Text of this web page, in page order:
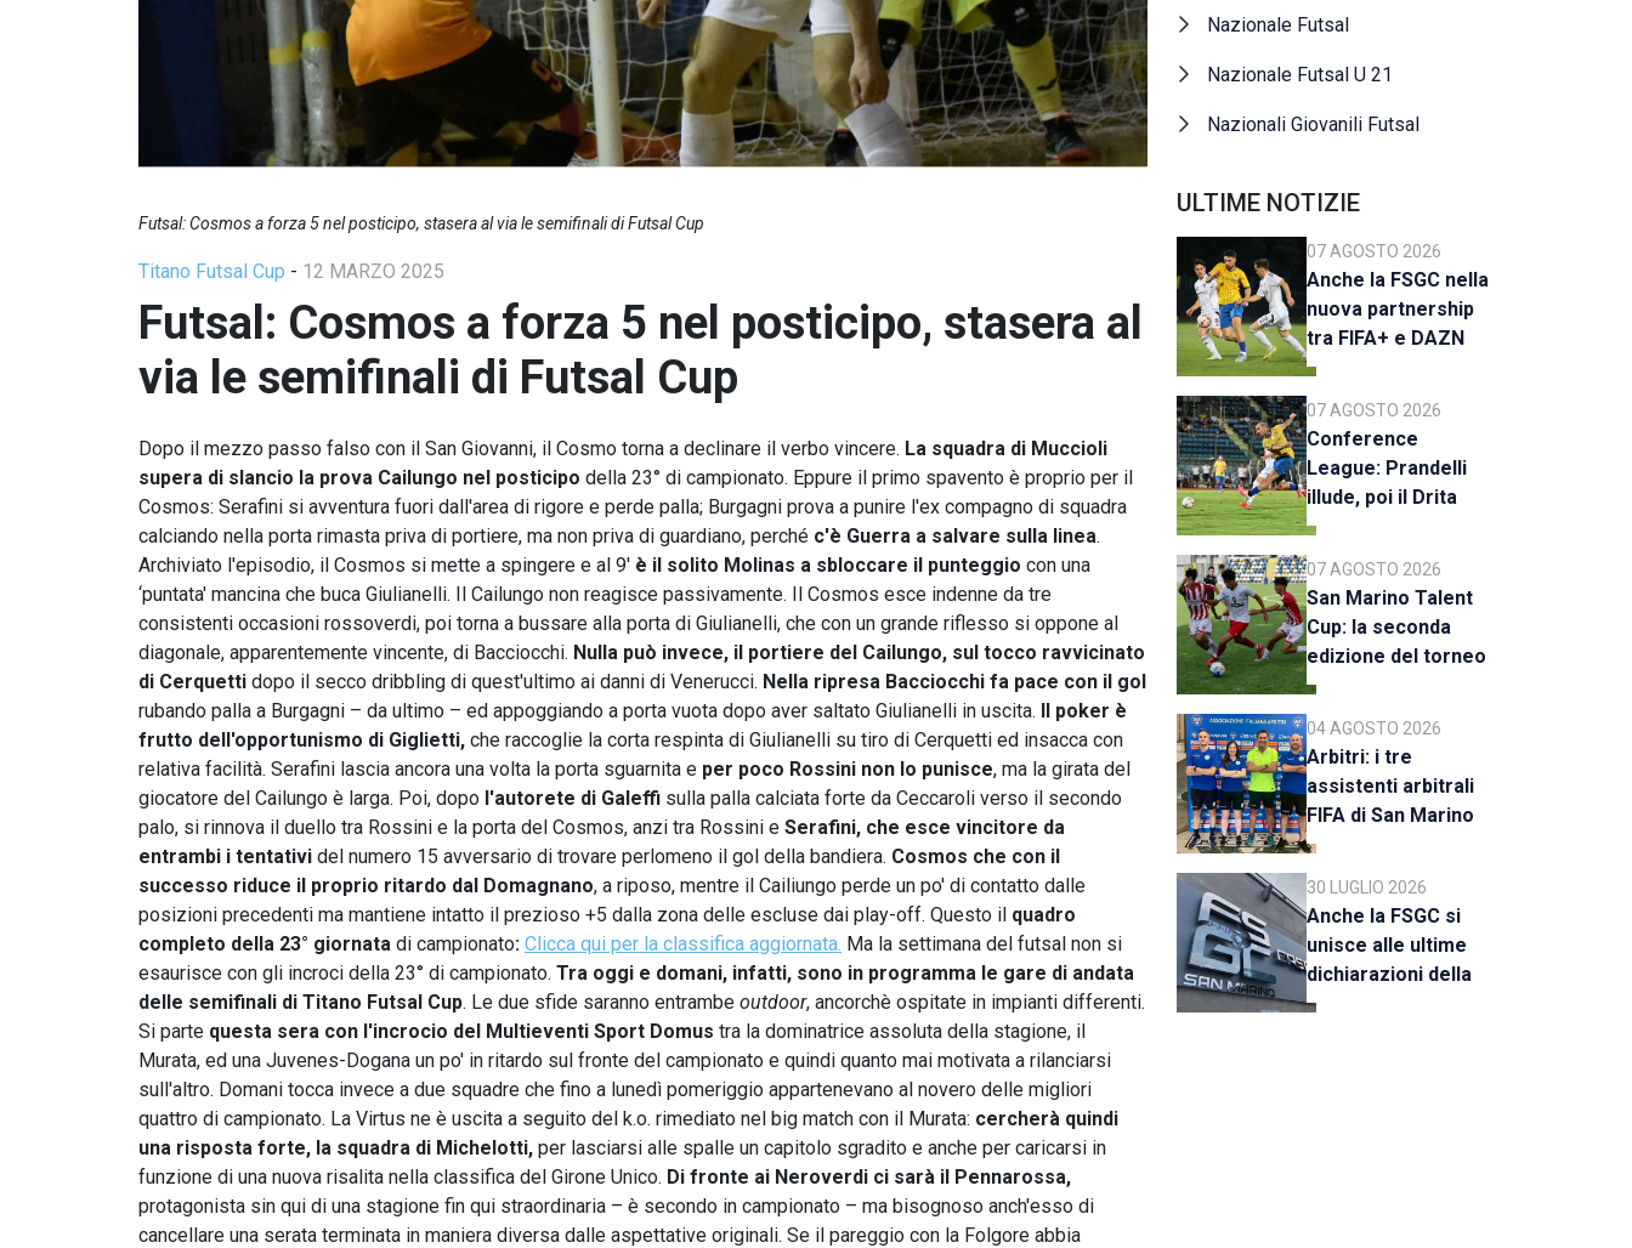
Futsal: Cosmos a forza 5 nel posticipo, stasera al via le semifinali di Futsal Cup
Titano Futsal Cup - 12 MARZO 2025
Futsal: Cosmos a forza 5 nel posticipo, stasera al
via le semifinali di Futsal Cup
Dopo il mezzo passo falso con il San Giovanni, il Cosmo torna a declinare il verbo vincere. La squadra di Muccioli
supera di slancio la prova Cailungo nel posticipo della 23° di campionato. Eppure il primo spavento è proprio per il
Cosmos: Serafini si avventura fuori dall'area di rigore e perde palla; Burgagni prova a punire l'ex compagno di squadra
calciando nella porta rimasta priva di portiere, ma non priva di guardiano, perché c'è Guerra a salvare sulla linea.
Archiviato l'episodio, il Cosmos si mette a spingere e al 9' è il solito Molinas a sbloccare il punteggio con una
‘puntata' mancina che buca Giulianelli. Il Cailungo non reagisce passivamente. Il Cosmos esce indenne da tre
consistenti occasioni rossoverdi, poi torna a bussare alla porta di Giulianelli, che con un grande riflesso si oppone al
diagonale, apparentemente vincente, di Bacciocchi. Nulla può invece, il portiere del Cailungo, sul tocco ravvicinato
di Cerquetti dopo il secco dribbling di quest'ultimo ai danni di Venerucci. Nella ripresa Bacciocchi fa pace con il gol
rubando palla a Burgagni – da ultimo – ed appoggiando a porta vuota dopo aver saltato Giulianelli in uscita. Il poker è
frutto dell'opportunismo di Giglietti, che raccoglie la corta respinta di Giulianelli su tiro di Cerquetti ed insacca con
relativa facilità. Serafini lascia ancora una volta la porta sguarnita e per poco Rossini non lo punisce, ma la girata del
giocatore del Cailungo è larga. Poi, dopo l'autorete di Galeffi sulla palla calciata forte da Ceccaroli verso il secondo
palo, si rinnova il duello tra Rossini e la porta del Cosmos, anzi tra Rossini e Serafini, che esce vincitore da
entrambi i tentativi del numero 15 avversario di trovare perlomeno il gol della bandiera. Cosmos che con il
successo riduce il proprio ritardo dal Domagnano, a riposo, mentre il Cailiungo perde un po' di contatto dalle
posizioni precedenti ma mantiene intatto il prezioso +5 dalla zona delle escluse dai play-off. Questo il quadro
completo della 23° giornata di campionato: Clicca qui per la classifica aggiornata. Ma la settimana del futsal non si
esaurisce con gli incroci della 23° di campionato. Tra oggi e domani, infatti, sono in programma le gare di andata
delle semifinali di Titano Futsal Cup. Le due sfide saranno entrambe outdoor, ancorchè ospitate in impianti differenti.
Si parte questa sera con l'incrocio del Multieventi Sport Domus tra la dominatrice assoluta della stagione, il
Murata, ed una Juvenes-Dogana un po' in ritardo sul fronte del campionato e quindi quanto mai motivata a rilanciarsi
sull'altro. Domani tocca invece a due squadre che fino a lunedì pomeriggio appartenevano al novero delle migliori
quattro di campionato. La Virtus ne è uscita a seguito del k.o. rimediato nel big match con il Murata: cercherà quindi
una risposta forte, la squadra di Michelotti, per lasciarsi alle spalle un capitolo sgradito e anche per caricarsi in
funzione di una nuova risalita nella classifica del Girone Unico. Di fronte ai Neroverdi ci sarà il Pennarossa,
protagonista sin qui di una stagione fin qui straordinaria – è secondo in campionato – ma bisognoso anch'esso di
cancellare una serata terminata in maniera diversa dalle aspettative originali. Se il pareggio con la Folgore abbia
Nazionale Futsal
Nazionale Futsal U 21
Nazionali Giovanili Futsal
ULTIME NOTIZIE
07 AGOSTO 2026
Anche la FSGC nella
nuova partnership
tra FIFA+ e DAZN
07 AGOSTO 2026
Conference
League: Prandelli
illude, poi il Drita
esce alla distanza
07 AGOSTO 2026
San Marino Talent
Cup: la seconda
edizione del torneo
al via il 18 agosto
04 AGOSTO 2026
Arbitri: i tre
assistenti arbitrali
FIFA di San Marino
al raduno della CAN
C
30 LUGLIO 2026
Anche la FSGC si
unisce alle ultime
dichiarazioni della
UEFA